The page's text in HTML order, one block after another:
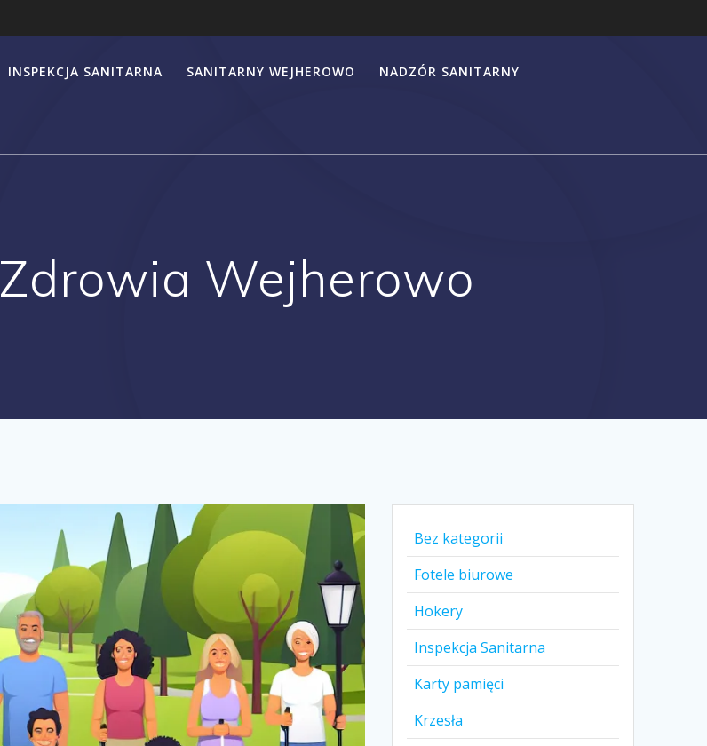
INSPEKCJA SANITARNA SANITARNY WEJHEROWO NADZÓR SANITARNY
Zdrowia Wejherowo
Bez kategorii
Fotele biurowe
Hokery
Inspekcja Sanitarna
Karty pamięci
Krzesła